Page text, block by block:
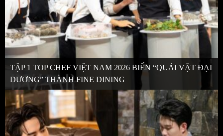
TẬP 1 TOP CHEF VIỆT NAM 2026 BIẾN “QUÁI VẬT ĐẠI
DƯƠNG” THÀNH FINE DINING